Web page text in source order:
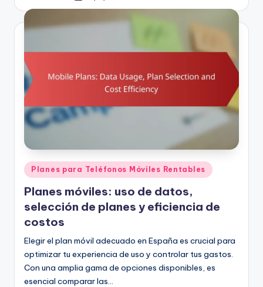
Posted
in
Planes para Teléfonos Móviles Rentables
Planes móviles: uso de datos,
selección de planes y eficiencia de
costos
Elegir el plan móvil adecuado en España es crucial para
optimizar tu experiencia de uso y controlar tus gastos.
Con una amplia gama de opciones disponibles, es
esencial comparar las…